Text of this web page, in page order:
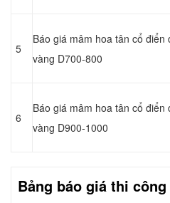
5
Báo giá mâm hoa tân cổ điển
vàng D700-800
6
Báo giá mâm hoa tân cổ điển
vàng D900-1000
Bảng báo giá thi